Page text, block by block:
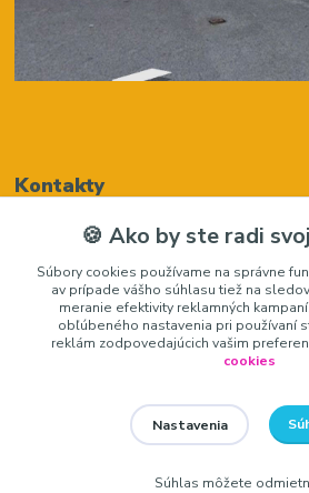
Kontakty
+421948050205
(Po-Pia, 8-16 hod.)
zariadeniedosalonu@gmail.com
Vytvorené na
Eshop-
🍪 Ako by ste radi
Súbory cookies používame na správne
av prípade vášho súhlasu tiež na
meranie efektivity reklamných
obľúbeného nastavenia pri používaní
reklám zodpovedajúcich vašim
cookies
Nastavenia
Súhlas môžete